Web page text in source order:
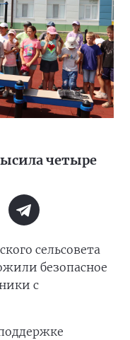
четыре
сельсовета
безопасное
с